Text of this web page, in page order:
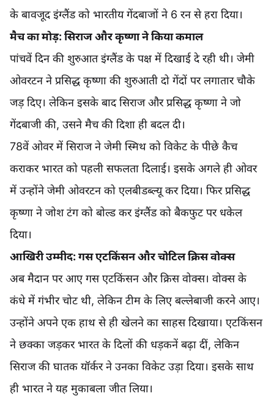
के बावजूद इंग्लैंड को भारतीय गेंदबाजों ने 6 रन से हरा दिया।
मैच का मोड़: सिराज और कृष्णा ने किया कमाल
पांचवें दिन की शुरुआत इंग्लैंड के पक्ष में दिखाई दे रही थी। जेमी
ओवरटन ने प्रसिद्ध कृष्णा की शुरुआती दो गेंदों पर लगातार चौके
जड़ दिए। लेकिन इसके बाद सिराज और प्रसिद्ध कृष्णा ने जो
गेंदबाजी की, उसने मैच की दिशा ही बदल दी।
78वें ओवर में सिराज ने जेमी स्मिथ को विकेट के पीछे कैच
कराकर भारत को पहली सफलता दिलाई। इसके अगले ही ओवर
में उन्होंने जेमी ओवरटन को एलबीडब्ल्यू कर दिया। फिर प्रसिद्ध
कृष्णा ने जोश टंग को बोल्ड कर इंग्लैंड को बैकफुट पर धकेल
दिया।
आखिरी उम्मीद: गस एटकिंसन और चोटिल क्रिस वोक्स
अब मैदान पर आए गस एटकिंसन और क्रिस वोक्स। वोक्स के
कंधे में गंभीर चोट थी, लेकिन टीम के लिए बल्लेबाजी करने आए।
उन्होंने अपने एक हाथ से ही खेलने का साहस दिखाया। एटकिंसन
ने छक्का जड़कर भारत के दिलों की धड़कनें बढ़ा दीं, लेकिन
सिराज की घातक यॉर्कर ने उनका विकेट उड़ा दिया। इसके साथ
ही भारत ने यह मुकाबला जीत लिया।